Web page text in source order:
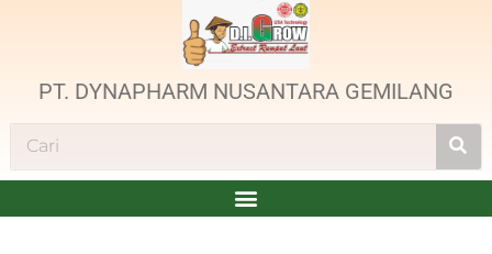
PT. DYNAPHARM NUSANTARA GEMILANG